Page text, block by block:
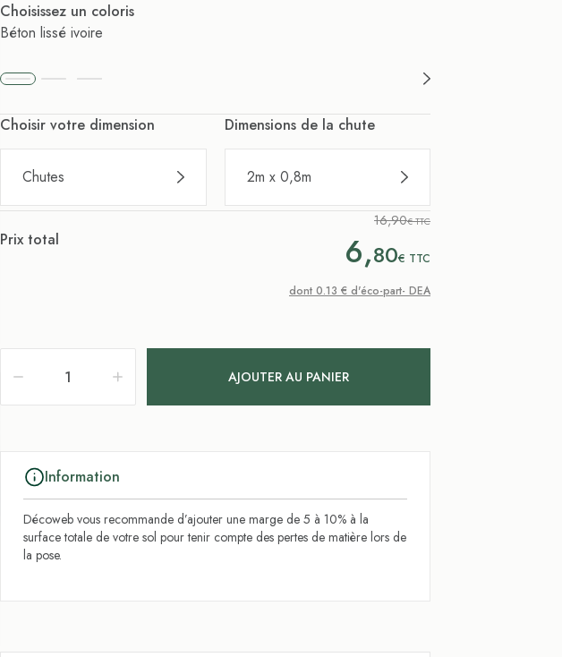
Choisissez un coloris
Béton lissé ivoire
Choisir votre dimension
Chutes
Dimensions de la chute
2m x 0,8m
Prix total
16,90€ TTC
6,80€ TTC
dont 0.13 € d'éco-part- DEA
AJOUTER AU PANIER
Information
Décoweb vous recommande d’ajouter une marge de 5 à 10% à la
surface totale de votre sol pour tenir compte des pertes de matière lors de
la pose.